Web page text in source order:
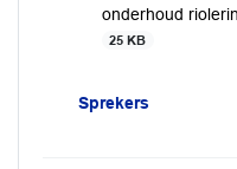
onderhoud
25 KB
Sprekers